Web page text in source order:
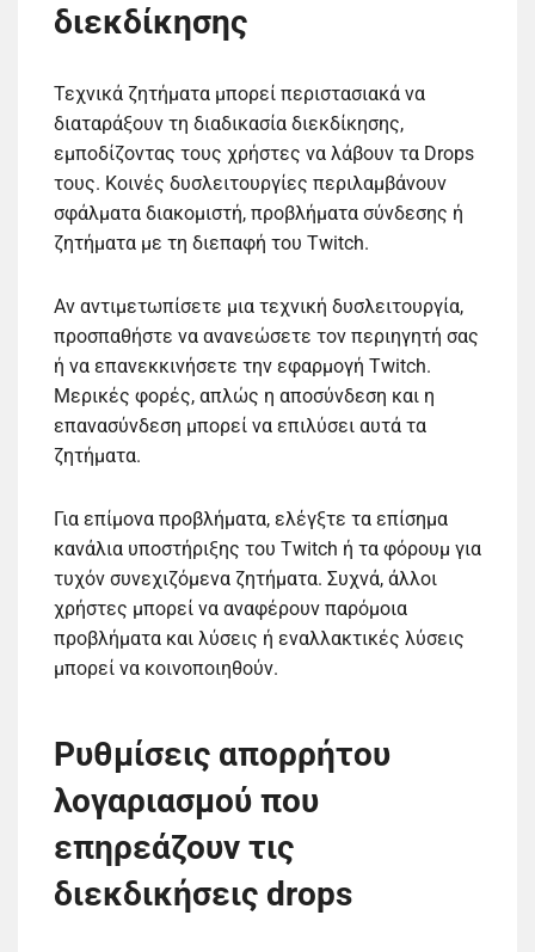
διεκδίκησης
Τεχνικά ζητήματα μπορεί περιστασιακά να
διαταράξουν τη διαδικασία διεκδίκησης,
εμποδίζοντας τους χρήστες να λάβουν τα Drops
τους. Κοινές δυσλειτουργίες περιλαμβάνουν
σφάλματα διακομιστή, προβλήματα σύνδεσης ή
ζητήματα με τη διεπαφή του Twitch.
Αν αντιμετωπίσετε μια τεχνική δυσλειτουργία,
προσπαθήστε να ανανεώσετε τον περιηγητή σας
ή να επανεκκινήσετε την εφαρμογή Twitch.
Μερικές φορές, απλώς η αποσύνδεση και η
επανασύνδεση μπορεί να επιλύσει αυτά τα
ζητήματα.
Για επίμονα προβλήματα, ελέγξτε τα επίσημα
κανάλια υποστήριξης του Twitch ή τα φόρουμ για
τυχόν συνεχιζόμενα ζητήματα. Συχνά, άλλοι
χρήστες μπορεί να αναφέρουν παρόμοια
προβλήματα και λύσεις ή εναλλακτικές λύσεις
μπορεί να κοινοποιηθούν.
Ρυθμίσεις απορρήτου
λογαριασμού που
επηρεάζουν τις
διεκδικήσεις drops